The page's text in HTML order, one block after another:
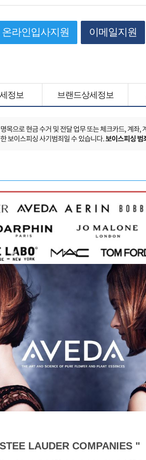
온라인입사지원 이메일지원
정보 브랜드상세정보
LAUDER COMPANIES "